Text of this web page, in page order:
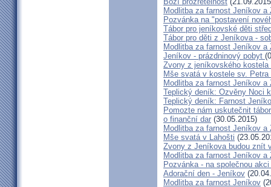
Modlitba za farnost Jeníkov a
Pozvánka na "postavení
Tábor pro jeníkovské děti
Tábor pro děti z Jeníkova -
Modlitba za farnost Jeníkov a
Jeníkov - prázdninový pobyt
Zvony z jeníkovského
Mše svatá v kostele sv.
Modlitba za farnost Jeníkov a
Teplický deník: Ozvěny Noci
Teplický deník: Farnost
Pomozte nám uskutečnit
o finanční dar (30.05.2015)
Modlitba za farnost Jeníkov a
Mše svatá v Lahošti
Zvony z Jeníkova budou znít
Modlitba za farnost Jeníkov a
Pozvánka - na společnou
Adorační den - Jeníkov
Modlitba za farnost Jeníkov